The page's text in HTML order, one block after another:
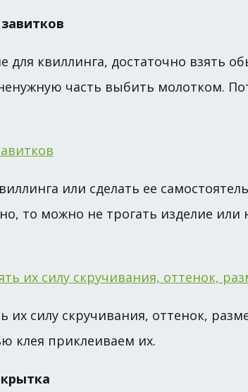
для квиллинга, достаточно взять
часть выбить молотком.
или сделать ее
то можно не трогать изделие или
силу скручивания, оттенок,
клея приклеиваем их.